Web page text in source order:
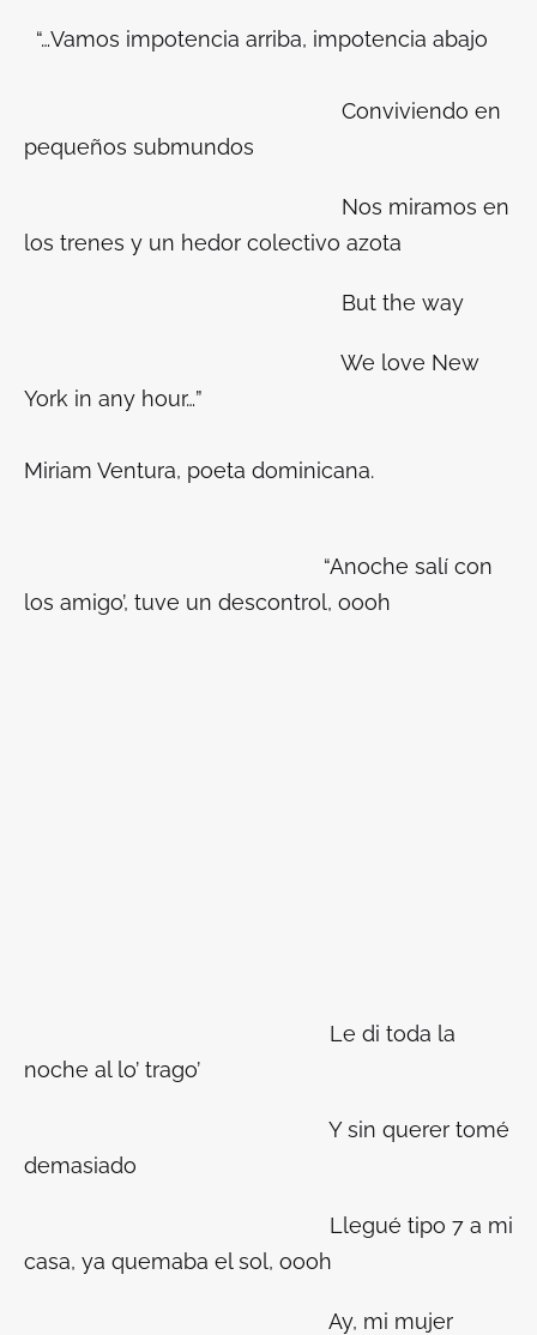
“…Vamos impotencia arriba, impotencia abajo
Conviviendo en
pequeños submundos
Nos miramos en
los trenes y un hedor colectivo azota
But the way
We love New
York in any hour…”
Miriam Ventura, poeta dominicana.
“Anoche salí con
los amigo’, tuve un descontrol, oooh
Le di toda la
noche al lo’ trago’
Y sin querer tomé
demasiado
Llegué tipo 7 a mi
casa, ya quemaba el sol, oooh
Ay, mi mujer